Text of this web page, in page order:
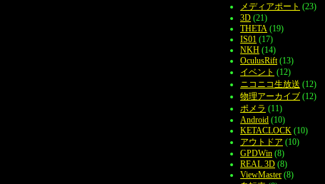
メディアポート (23)
3D (21)
THETA (19)
IS01 (17)
NKH (14)
OculusRift (13)
イベント (12)
ニコニコ生放送 (12)
物理アーカイブ (12)
ポメラ (11)
Android (10)
KETACLOCK (10)
アウトドア (10)
GPDWin (8)
REAL 3D (8)
ViewMaster (8)